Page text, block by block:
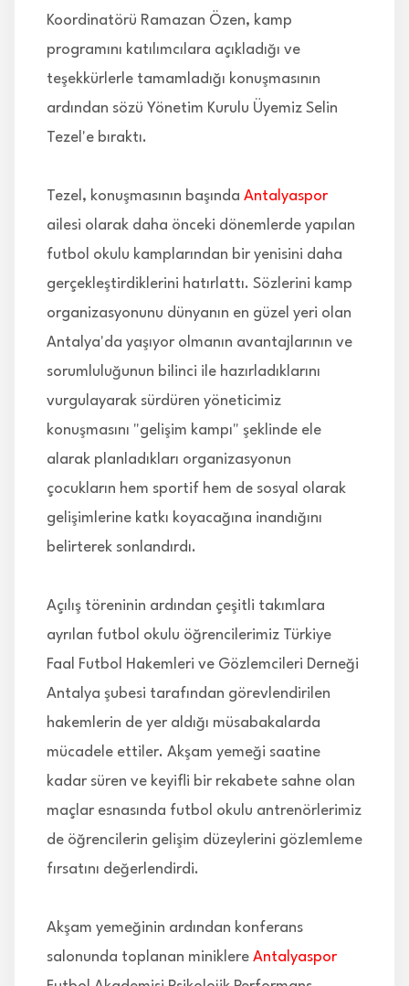
Koordinatörü Ramazan Özen, kamp
programını katılımcılara açıkladığı ve
teşekkürlerle tamamladığı konuşmasının
ardından sözü Yönetim Kurulu Üyemiz Selin
Tezel'e bıraktı.
Tezel, konuşmasının başında Antalyaspor
ailesi olarak daha önceki dönemlerde yapılan
futbol okulu kamplarından bir yenisini daha
gerçekleştirdiklerini hatırlattı. Sözlerini kamp
organizasyonunu dünyanın en güzel yeri olan
Antalya'da yaşıyor olmanın avantajlarının ve
sorumluluğunun bilinci ile hazırladıklarını
vurgulayarak sürdüren yöneticimiz
konuşmasını "gelişim kampı" şeklinde ele
alarak planladıkları organizasyonun
çocukların hem sportif hem de sosyal olarak
gelişimlerine katkı koyacağına inandığını
belirterek sonlandırdı.
Açılış töreninin ardından çeşitli takımlara
ayrılan futbol okulu öğrencilerimiz Türkiye
Faal Futbol Hakemleri ve Gözlemcileri Derneği
Antalya şubesi tarafından görevlendirilen
hakemlerin de yer aldığı müsabakalarda
mücadele ettiler. Akşam yemeği saatine
kadar süren ve keyifli bir rekabete sahne olan
maçlar esnasında futbol okulu antrenörlerimiz
de öğrencilerin gelişim düzeylerini gözlemleme
fırsatını değerlendirdi.
Akşam yemeğinin ardından konferans
salonunda toplanan miniklere Antalyaspor